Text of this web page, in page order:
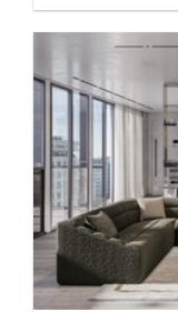
o projeto,
Overseas,
segmento